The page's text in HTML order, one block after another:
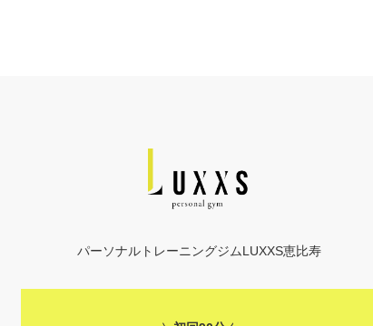
パーソナルトレーニングジムLUXXS恵比寿